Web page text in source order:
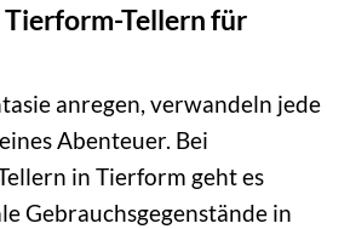
Tierform-Tellern für
anregen, verwandeln jede
Abenteuer. Bei
in Tierform geht es
Gebrauchsgegenstände in